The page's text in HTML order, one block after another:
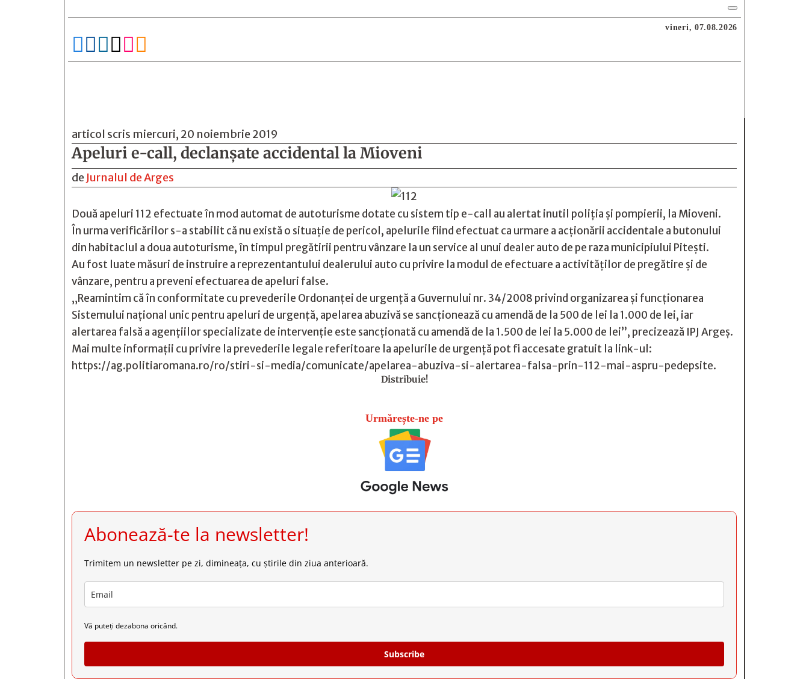
vineri, 07.08.2026

articol scris miercuri, 20 noiembrie 2019
Apeluri e-call, declanșate accidental la Mioveni
de Jurnalul de Arges
Două apeluri 112 efectuate în mod automat de autoturisme dotate cu sistem tip e-call au alertat inutil poliția și pompierii, la Mioveni.
În urma verificărilor s-a stabilit că nu există o situație de pericol, apelurile fiind efectuat ca urmare a acționării accidentale a butonului
din habitaclul a doua autoturisme, în timpul pregătirii pentru vânzare la un service al unui dealer auto de pe raza municipiului Piteşti.
Au fost luate măsuri de instruire a reprezentantului dealerului auto cu privire la modul de efectuare a activităţilor de pregătire şi de
vânzare, pentru a preveni efectuarea de apeluri false.
„Reamintim că în conformitate cu prevederile Ordonanței de urgență a Guvernului nr. 34/2008 privind organizarea și funcționarea
Sistemului național unic pentru apeluri de urgență, apelarea abuzivă se sancționează cu amendă de la 500 de lei la 1.000 de lei, iar
alertarea falsă a agențiilor specializate de intervenție este sancționată cu amendă de la 1.500 de lei la 5.000 de lei”, precizează IPJ Argeș.
Mai multe informații cu privire la prevederile legale referitoare la apelurile de urgență pot fi accesate gratuit la link-ul:
https://ag.politiaromana.ro/ro/stiri-si-media/comunicate/apelarea-abuziva-si-alertarea-falsa-prin-112-mai-aspru-pedepsite.
Distribuie!
Urmărește-ne pe
Abonează-te la newsletter!
Trimitem un newsletter pe zi, dimineața, cu știrile din ziua anterioară.
Vă puteți dezabona oricând.
Subscribe